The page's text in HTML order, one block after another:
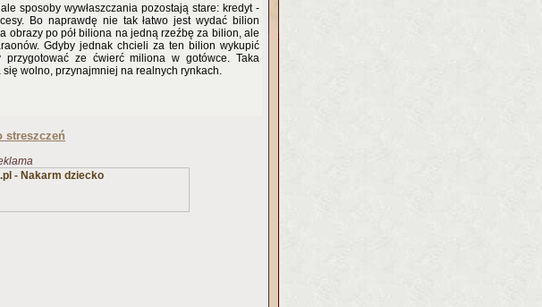
sposoby wywłaszczania pozostają stare: kredyt -
Bo naprawdę nie tak łatwo jest wydać bilion
obrazy po pół biliona na jedną rzeźbę za bilion, ale
Gdyby jednak chcieli za ten bilion wykupić
ze ćwierć miliona w gotówce. Taka
wolno, przynajmniej na realnych rynkach.
streszczeń